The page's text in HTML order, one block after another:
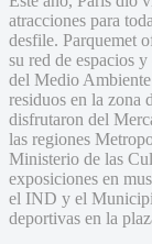
atracciones para
desfile. Parquemet
su red de espacios
del Medio
residuos en la zona
disfrutaron del
las regiones
Ministerio de las
exposiciones en
el IND y el
deportivas en la